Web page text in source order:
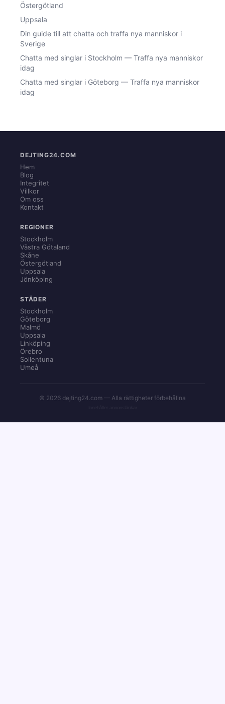
Östergötland
Uppsala
Din guide till att chatta och traffa nya manniskor i
Sverige
Chatta med singlar i Stockholm — Traffa nya manniskor
idag
Chatta med singlar i Göteborg — Traffa nya manniskor
idag
DEJTING24.COM
Hem
Blog
Integritet
Villkor
Om oss
Kontakt
REGIONER
Stockholm
Västra Götaland
Skåne
Östergötland
Uppsala
Jönköping
STÄDER
Stockholm
Göteborg
Malmö
Uppsala
Linköping
Örebro
Sollentuna
Umeå
© 2026 dejting24.com — Alla rättigheter förbehållna